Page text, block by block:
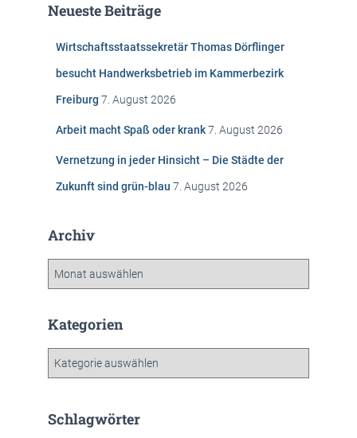
n
Neueste Beiträge
Wirtschaftsstaatssekretär Thomas Dörflinger
besucht Handwerksbetrieb im Kammerbezirk
Freiburg 7. August 2026
Arbeit macht Spaß oder krank7. August 2026
Vernetzung in jeder Hinsicht – Die Städte der
Zukunft sind grün-blau 7. August 2026
Archiv
h
Kategorien
g
Schlagwörter